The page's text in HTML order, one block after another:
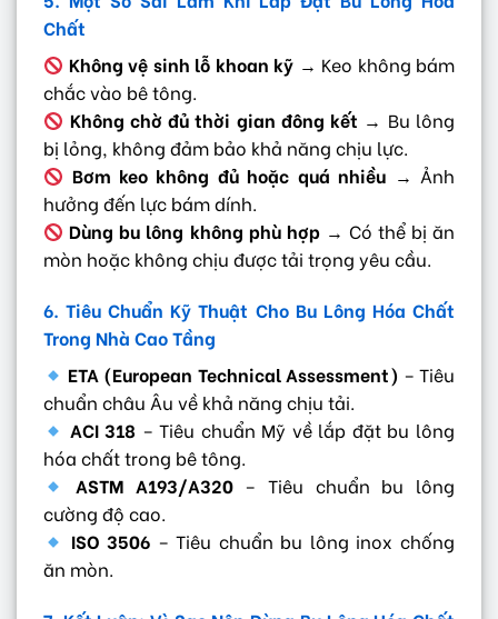
Chất
Không vệ sinh lỗ khoan kỹ → Keo không bám
chắc vào bê tông.
Không chờ đủ thời gian đông kết → Bu lông
bị lỏng, không đảm bảo khả năng chịu lực.
Bơm keo không đủ hoặc quá nhiều → Ảnh
hưởng đến lực bám dính.
Dùng bu lông không phù hợp→ Có thể bị ăn
mòn hoặc không chịu được tải trọng yêu cầu.
6. Tiêu Chuẩn Kỹ Thuật Cho Bu Lông Hóa Chất
Trong Nhà Cao Tầng
ETA (European Technical Assessment) – Tiêu
chuẩn châu Âu về khả năng chịu tải.
ACI 318 – Tiêu chuẩn Mỹ về lắp đặt bu lông
hóa chất trong bê tông.
ASTM A193/A320– Tiêu chuẩn bu lông
cường độ cao.
ISO 3506 – Tiêu chuẩn bu lông inox chống
ăn mòn.